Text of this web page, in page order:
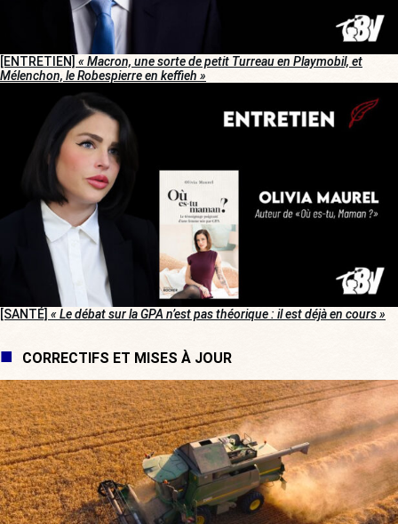
[ENTRETIEN] « Macron, une sorte de petit Turreau en Playmobil, et
Mélenchon, le Robespierre en keffieh »
[SANTÉ] « Le débat sur la GPA n’est pas théorique : il est déjà en cours »
CORRECTIFS ET MISES À JOUR